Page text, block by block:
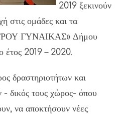
2019 ξεκινούν
στις ομάδες και τα
ΓΥΝΑΙΚΑΣ» Δήμου
έτος 2019 – 2020.
δραστηριοτήτων και
- δικός τους χώρος- όπου
να αποκτήσουν νέες